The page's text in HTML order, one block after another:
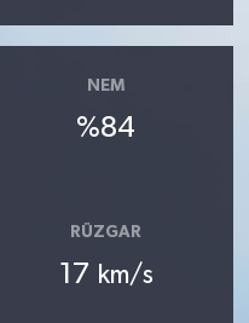
NEM
%84
RÜZGAR
17 km/s